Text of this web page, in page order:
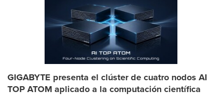
GIGABYTE presenta el clúster de cuatro nodos AI
TOP ATOM aplicado a la computación científica